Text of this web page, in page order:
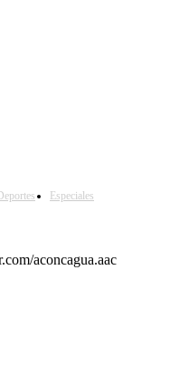
Deportes
Especiales
aconcagua.aac